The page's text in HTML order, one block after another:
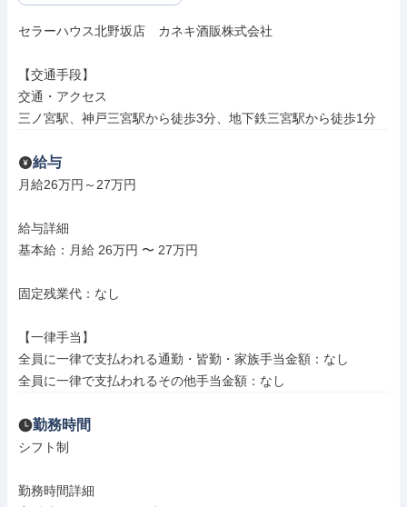
セラーハウス北野坂店　カネキ酒販株式会社
【交通手段】
交通・アクセス
三ノ宮駅、神戸三宮駅から徒歩3分、地下鉄三宮駅から徒歩1分
給与
月給26万円～27万円
給与詳細
基本給：月給 26万円 〜 27万円
固定残業代：なし
【一律手当】
全員に一律で支払われる通勤・皆勤・家族手当金額：なし
全員に一律で支払われるその他手当金額：なし
勤務時間
シフト制
勤務時間詳細